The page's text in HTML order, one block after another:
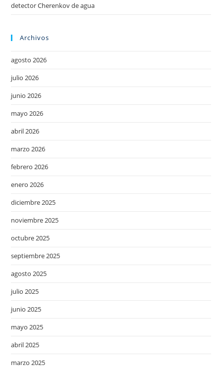
detector Cherenkov de agua
Archivos
agosto 2026
julio 2026
junio 2026
mayo 2026
abril 2026
marzo 2026
febrero 2026
enero 2026
diciembre 2025
noviembre 2025
octubre 2025
septiembre 2025
agosto 2025
julio 2025
junio 2025
mayo 2025
abril 2025
marzo 2025